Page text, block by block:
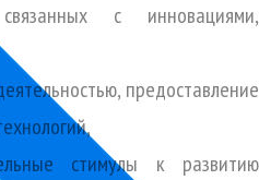
с инновациями,
предоставление
стимулы к развитию